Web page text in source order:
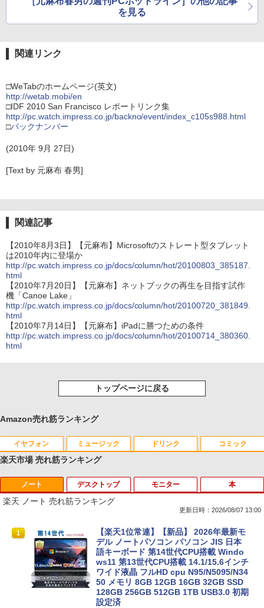
を見る
関連リンク
□WeTabのホームページ(英文)
http://wetab.mobi/en
□IDF 2010 San Francisco レポートリンク集
http://pc.watch.impress.co.jp/backno/event/index_c105s988.html
□バックナンバー
(2010年 9月 27日)
[Text by 元麻布 春男]
関連記事
【2010年8月3日】【元麻布】Microsoftのストレート型タブレット
は2010年内に登場か
http://pc.watch.impress.co.jp/docs/column/hot/20100803_385187.
html
【2010年7月20日】【元麻布】ネットブックの再生を目指す試作
機「Canoe Lake」
http://pc.watch.impress.co.jp/docs/column/hot/20100720_381849.
html
【2010年7月14日】【元麻布】iPadに勝つための条件
http://pc.watch.impress.co.jp/docs/column/hot/20100714_380360.
html
トップページに戻る
Amazon売れ筋ランキング
イヤフォン
Anker Soundcore P40i オフホワイト
￥7,990
Anker Soundcore P31i ブラック
￥5,990
ミュージック
BRUCE WAYNE feat. Flo Milli, ATL Jacob
[Explicit]
BRUCE WAYNE feat. Flo Milli, ATL Jacob
[Explicit]
￥250
ドリンク
【Amazon.co.jp限定】 い・ろ・は・す 2L P
ET ラベルレス ×8本
by Amazon 天然水 ラベルレス 500ml ×24本
富士山の天然水 バナジウム含有 水 ミネラル
ウォーター ペットボトル 静岡県産 500ミリリ
ットル (Smart Basic)
コミック
薬屋のひとりごと 17巻 (デジタル版ビッグガ
ンガンコミックス)
異世界居酒屋「のぶ」(22) (角川コミックス・
エース)
￥832
楽天市場 売れ筋ランキング
ノート
楽天 ノート 売れ筋ランキング
更新日時：2026/08/07 13:00
1
【楽天1位常連】【新品】 2026年最新モ
デル ノートパソコン パソコン JIS 日本
語キーボード 第14世代CPU搭載 Windo
ws11 第13世代CPU搭載 14.1/15.6インチ
ワイド液晶 フルHD cpu N95/N5095/N34
50 メモリ 8GB 12GB 16GB 32GB SSD
128GB 256GB 512GB 1TB USB3.0 初期
設定済
デスクトップ モニター 本